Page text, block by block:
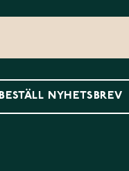
BESTÄLL NYHETSBREV